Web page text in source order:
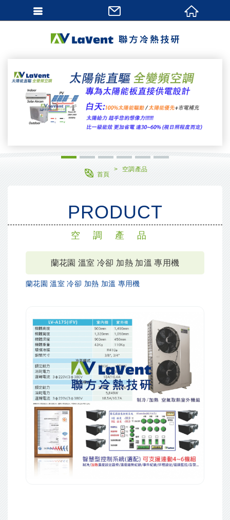
首頁
空調產品
PRODUCT
空調產品
蘭花園 溫室 冷卻 加熱 加溫 專用機
蘭花園 溫室 冷卻 加熱 加溫 專用機